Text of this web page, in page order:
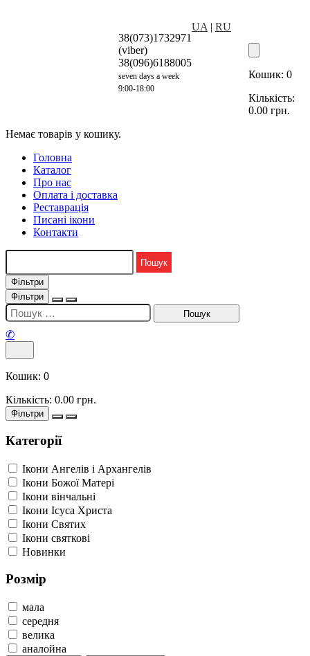
38(073)1732971
(viber)
38(096)6188005
seven days a week
9:00-18:00
UA | RU
Кошик: 0
Кількість:
0.00 грн.
Немає товарів у кошику.
Головна
Каталог
Про нас
Оплата і доставка
Реставрація
Писані ікони
Контакти
Фільтри
Фільтри
✆
Кошик: 0
Кількість: 0.00 грн.
Фільтри
Категорії
Ікони Ангелів і Архангелів
Ікони Божої Матері
Ікони вінчальні
Ікони Ісуса Христа
Ікони Святих
Ікони святкові
Новинки
Розмір
мала
середня
велика
аналойна